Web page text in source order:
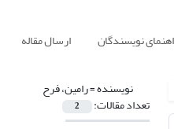
نویسندگان ارسال مقاله
نویسنده =رامین، فرح
تعداد مقالات: 2